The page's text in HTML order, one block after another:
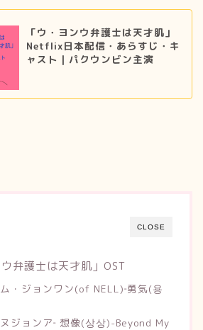
「ウ・ヨンウ弁護士は天才肌」
Netflix日本配信・あらすじ・キ
ャスト｜パクウンビン主演
CLOSE
ウ弁護士は天才肌」OST
・ジョンワン(of NELL)‐勇気(용
ジョンア‐ 想像(상상)-Beyond My